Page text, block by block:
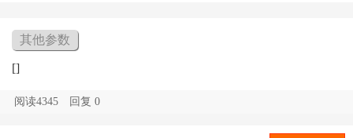
其他参数
[]
阅读4345 回复0